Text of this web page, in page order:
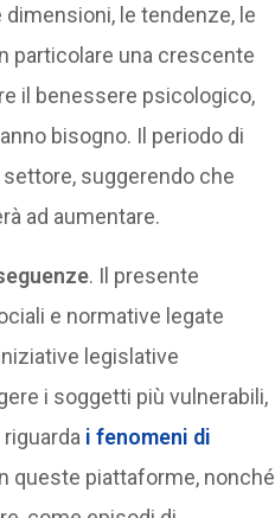
le tendenze, le
particolare una crescente
il benessere psicologico,
bisogno. Il periodo di
suggerendo che
ad aumentare.
. Il presente
e normative legate
legislative
i soggetti più vulnerabili,
i fenomeni di
queste piattaforme, nonché